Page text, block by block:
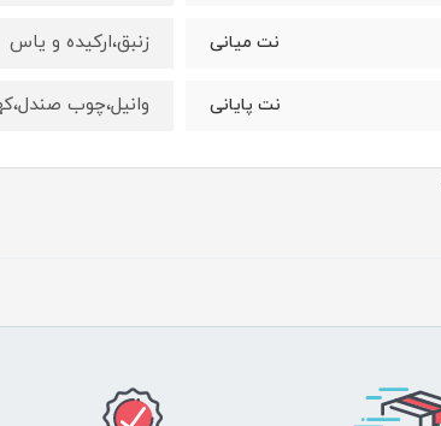
نت ميانى زنبق،اركيده و ياس
نت پايانى وانيل،چوب